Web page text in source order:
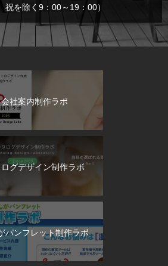
祝を除く9：00～19：00）
会社案内制作ラボ
グデザイン制作ラボ
パンフレット制作ラボ